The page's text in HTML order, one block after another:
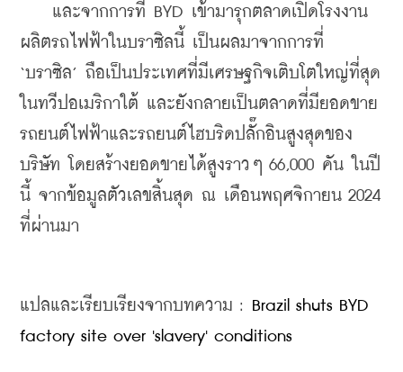
และจากการที่ BYD เข้ามารุกตลาดเปิดโรงงาน
ผลิตรถไฟฟ้าในบราซิลนี้ เป็นผลมาจากการที่
‘บราซิล’ ถือเป็นประเทศที่มีเศรษฐกิจเติบโตใหญ่ที่สุด
ในทวีปอเมริกาใต้ และยังกลายเป็นตลาดที่มียอดขาย
รถยนต์ไฟฟ้าและรถยนต์ไฮบริดปลั๊กอินสูงสุดของ
บริษัท โดยสร้างยอดขายได้สูงราวๆ 66,000 คัน ในปี
นี้ จากข้อมูลตัวเลขสิ้นสุด ณ เดือนพฤศจิกายน 2024
ที่ผ่านมา
แปลและเรียบเรียงจากบทความ : Brazil shuts BYD
factory site over 'slavery' conditions